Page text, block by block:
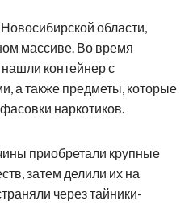
области,
массиве. Во время
контейнер с
а также предметы, которые
наркотиков.
приобретали крупные
затем делили их на
через тайники-